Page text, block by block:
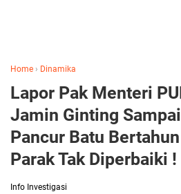
Home › Dinamika
Lapor Pak Menteri
Jamin Ginting
Pancur Batu
Parak Tak Diperbaiki !
Info Investigasi